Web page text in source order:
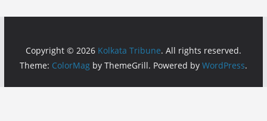
Copyright © 2026 Kolkata Tribune. All rights reserved.
Theme: ColorMagby ThemeGrill. Powered by WordPress.